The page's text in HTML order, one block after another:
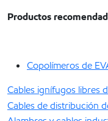
Productos
Copolímeros de
Cables ignífugos libres
Cables de distribución